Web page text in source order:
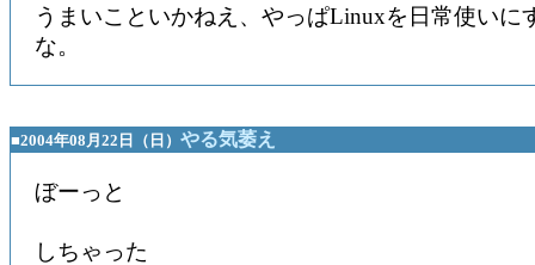
うまいこといかねえ、やっぱLinuxを日常使いに
な。
■2004年08月22日（日） やる気萎え
ぼーっと
しちゃった